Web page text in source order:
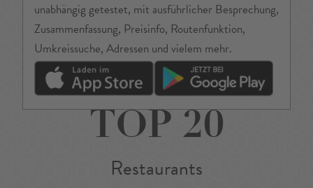
unabhängig getestet, mit ausführlicher Besprechung,
Zusammenfassung, Preisinfo, Routenfunktion,
Umkreissuche, Adressen und vielem mehr.
TOP 20
Restaurants